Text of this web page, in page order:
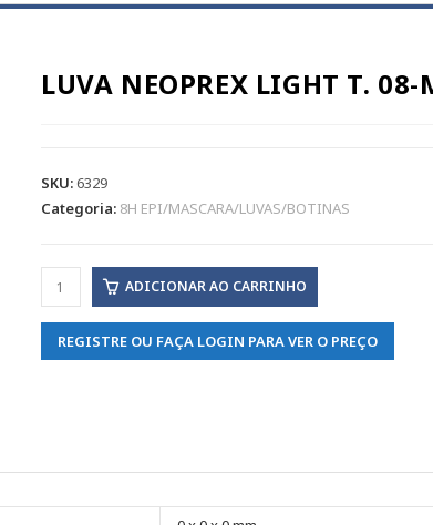
LUVA NEOPREX LIGHT T. 08-
SKU:6329
Categoria: 8H EPI/MASCARA/LUVAS/BOTINAS
ADICIONAR AO CARRINHO
REGISTRE OU FAÇA LOGIN PARA VER O PREÇO